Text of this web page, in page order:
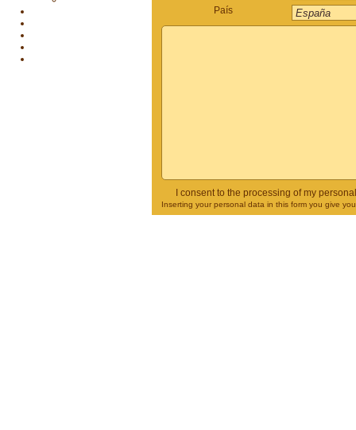
País
I consent to the processing of my
Inserting your personal data in this form you give